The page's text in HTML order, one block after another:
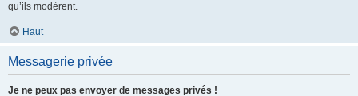
qu’ils modèrent.
Haut
Messagerie privée
Je ne peux pas envoyer de messages privés !